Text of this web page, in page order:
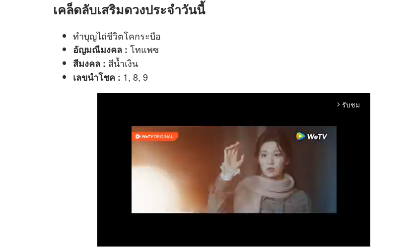
เคล็ดลับเสริมดวงประจำวันนี้
ทำบุญไถ่ชีวิตโคกระบือ
อัญมณีมงคล : โทแพซ
สีมงคล : สีน้ำเงิน
เลขนำโชค : 1, 8, 9
arrow_forward_ios รับชม